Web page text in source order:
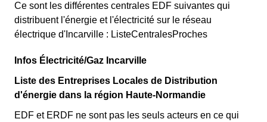
Ce sont les différentes centrales EDF suivantes qui
distribuent l'énergie et l'électricité sur le réseau
électrique d'Incarville : ListeCentralesProches
Infos Électricité/Gaz Incarville
Liste des Entreprises Locales de Distribution
d'énergie dans la région Haute-Normandie
EDF et ERDF ne sont pas les seuls acteurs en ce qui